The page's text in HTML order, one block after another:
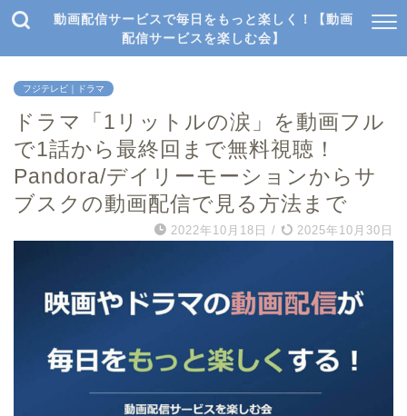
動画配信サービスで毎日をもっと楽しく！【動画
配信サービスを楽しむ会】
フジテレビ｜ドラマ
ドラマ「1リットルの涙」を動画フル
で1話から最終回まで無料視聴！
Pandora/デイリーモーションからサ
ブスクの動画配信で見る方法まで
2022年10月18日 / 2025年10月30日